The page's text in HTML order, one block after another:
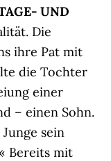
UND
Die
ihre Pat mit
die Tochter
einer
– einen Sohn.
sein
Bereits mit